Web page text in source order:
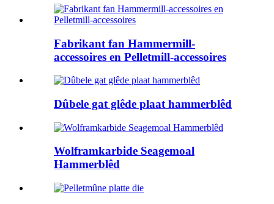
Fabrikant fan Hammermill-
accessoires en Pelletmill-accessoires
Dûbele gat glêde plaat hammerblêd
Wolframkarbide Seagemoal
Hammerblêd